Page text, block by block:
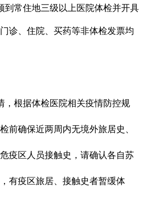
到常住地三级以上医院体检并开具
门诊、住院、买药等非体检发票均
，根据体检医院相关疫情防控规
前确保近两周内无境外旅居史、
疫区人员接触史，请确认各自苏
有疫区旅居、接触史者暂缓体